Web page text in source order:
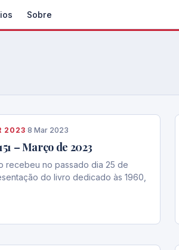
Sobre
2023·8 Mar 2023
– Março de 2023
recebeu no passado dia 25 de
do livro dedicado às 1960,